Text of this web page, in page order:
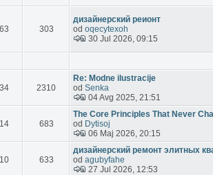
63 303
дизайнерский реионт
od oqecytexoh
30 Jul 2026, 09:15
34 2310
Re: Modne ilustracije
od Senka
04 Avg 2025, 21:51
14 683
The Core Principles That Never
od Dytisoj
06 Maj 2026, 20:15
10 633
дизайнерский ремонт элитных
od agubyfahe
27 Jul 2026, 12:53